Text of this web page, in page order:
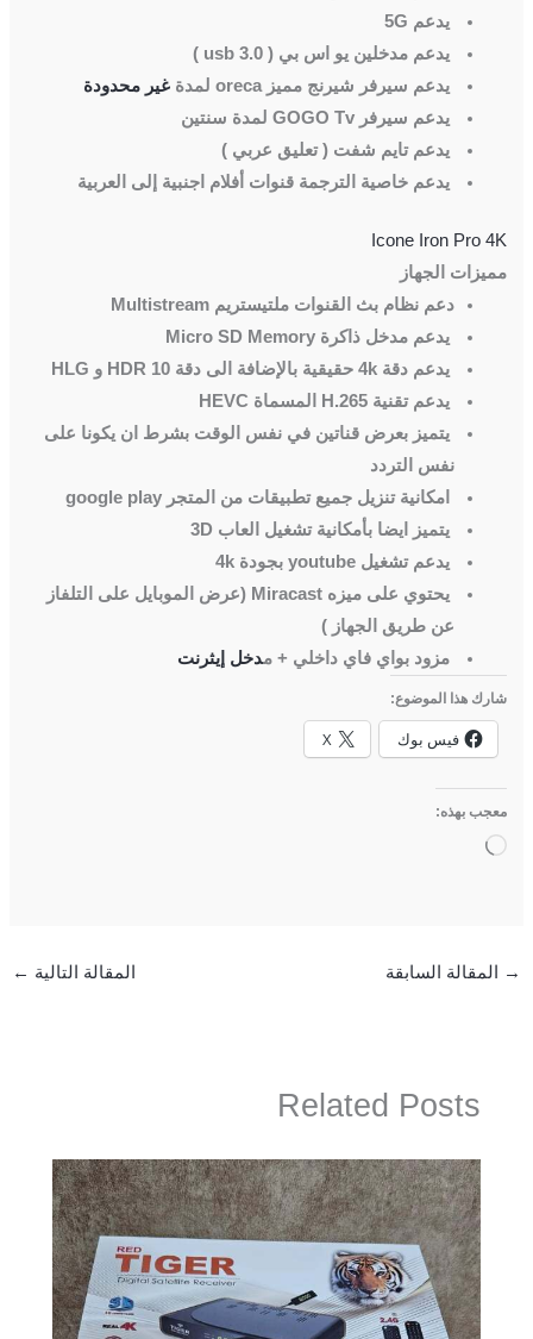
يدعم 5G
يدعم مدخلين يو اس بي ( usb 3.0 )
يدعم سيرفر شيرنج مميز oreca لمدة
غير محدودة
يدعم سيرفر GOGO Tv لمدة سنتين
يدعم تايم شفت ( تعليق عربي )
يدعم خاصية الترجمة قنوات أفلام اجنبية إلى العربية
Icone Iron Pro 4K
مميزات الجهاز
دعم نظام بث القنوات ملتيستريم Multistream
يدعم مدخل ذاكرة Micro SD Memory
يدعم دقة 4k حقيقية بالإضافة الى دقة HDR 10 و HLG
يدعم تقنية H.265 المسماة HEVC
يتميز بعرض قناتين في نفس الوقت بشرط ان يكونا على
نفس التردد
امكانية تنزيل جميع تطبيقات من المتجر google play
يتميز ايضا بأمكانية تشغيل العاب 3D
يدعم تشغيل youtube بجودة 4k
يحتوي على ميزه Miracast (عرض الموبايل على التلفاز
عن طريق الجهاز )
مزود بواي فاي داخلي + مدخل إيثرنت
شارك هذا الموضوع:
فيس بوك X
معجب بهذه:
جاري
→ المقالة السابقة المقالة التالية ←
Related Posts